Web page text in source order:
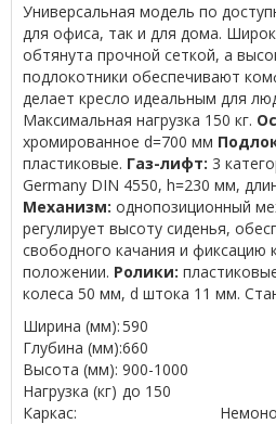
Универсальная модель по
для офиса, так и для дома.
обтянута прочной сеткой, а
подлокотники обеспечивают
делает кресло идеальным для
Максимальная нагрузка 150 кг.
хромированное d=700 мм
пластиковые. Газ-лифт: 3
Germany DIN 4550, h=230 мм,
Механизм: однопозиционный
регулирует высоту сиденья,
свободного качания и фиксацию
положении. Ролики:
колеса 50 мм, d штока 11 мм.
Ширина (мм):590
Глубина (мм):660
Высота (мм): 900-1000
Нагрузка (кг) до 150
Каркас: